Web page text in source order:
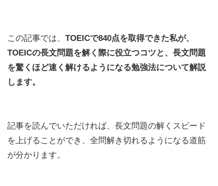
この記事では、 TOEICで840点を取得できた私が、
TOEICの長文問題を解く際に役立つコツと、長文問題
を驚くほど速く解けるようになる勉強法について解説
します。
記事を読んでいただければ、長文問題の解くスピード
を上げることができ、全問解き切れるようになる道筋
が分かります。